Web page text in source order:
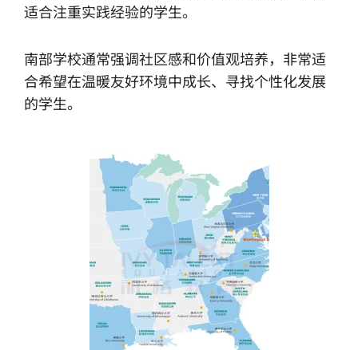
适合注重实践经验的学生。
南部学校通常强调社区感和价值观培养，非常适
合希望在温暖友好环境中成长、寻找个性化发展
的学生。